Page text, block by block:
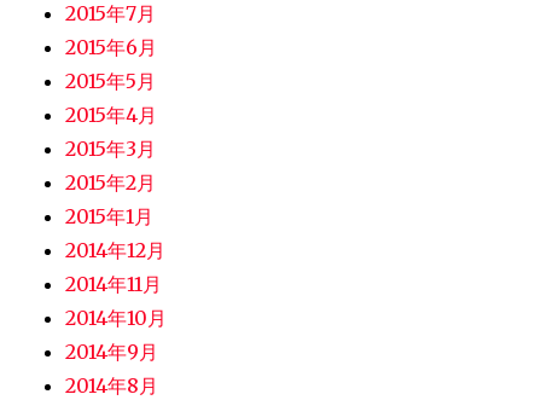
2015年7月
2015年6月
2015年5月
2015年4月
2015年3月
2015年2月
2015年1月
2014年12月
2014年11月
2014年10月
2014年9月
2014年8月